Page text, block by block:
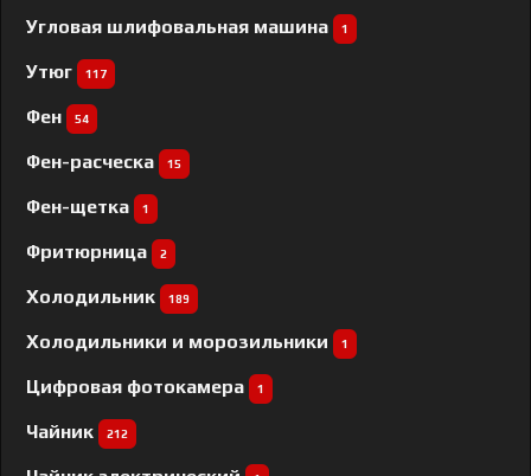
Угловая шлифовальная машина 1
Утюг 117
Фен 54
Фен-расческа 15
Фен-щетка 1
Фритюрница 2
Холодильник 189
Холодильники и морозильники 1
Цифровая фотокамера 1
Чайник 212